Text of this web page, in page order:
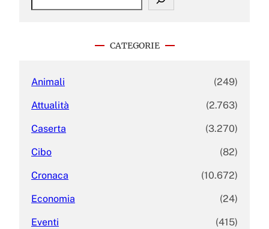
CATEGORIE
Animali (249)
Attualità (2.763)
Caserta (3.270)
Cibo (82)
Cronaca (10.672)
Economia (24)
Eventi (415)